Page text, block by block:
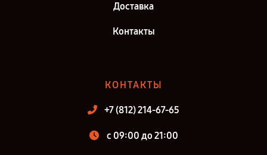
Доставка
Контакты
КОНТАКТЫ
+7 (812) 214-67-65
c 09:00 до 21:00